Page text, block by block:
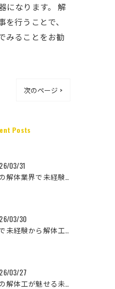
になります。 解
行うことで、
みることをお勧
次のページ >
Posts
03/31
千葉の解体業界で未経験から高収入を実現
03/30
千葉で未経験から解体工になる道
03/27
千葉の解体工が魅せる未経験高収入